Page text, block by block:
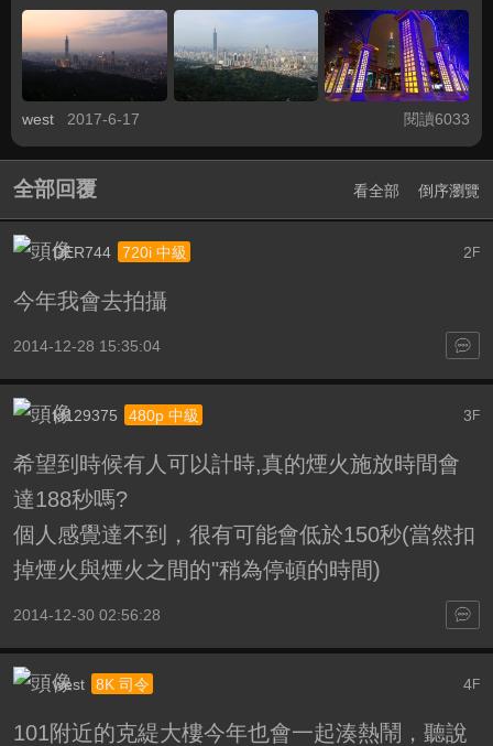
west 2017-6-17 閱讀6033
全部回覆 看全部 倒序瀏覽
2 F
DER744 720i 中級
今年我會去拍攝
2014-12-28 15:35:04
3 F
kf129375 480p 中級
希望到時候有人可以計時,真的煙火施放時間會
達188秒嗎?
個人感覺達不到，很有可能會低於150秒(當然扣
掉煙火與煙火之間的"稍為停頓的時間)
2014-12-30 02:56:28
4F
west 8K 司令
101附近的克緹大樓今年也會一起湊熱鬧，聽說